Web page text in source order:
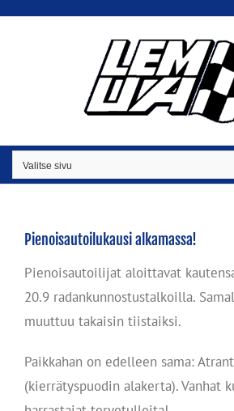
Valitse sivu
Pienoisautoilukausi alkamassa!
Pienoisautoilijat aloittavat
20.9 radankunnostustalkoilla.
muuttuu takaisin tiistaiksi.
Paikkahan on edelleen sama:
(kierrätyspuodin alakerta). Vanhat